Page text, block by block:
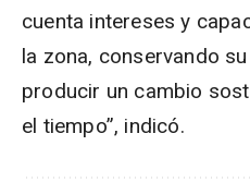
cuenta intereses y
la zona, conservando
producir un cambio
el tiempo”, indicó.